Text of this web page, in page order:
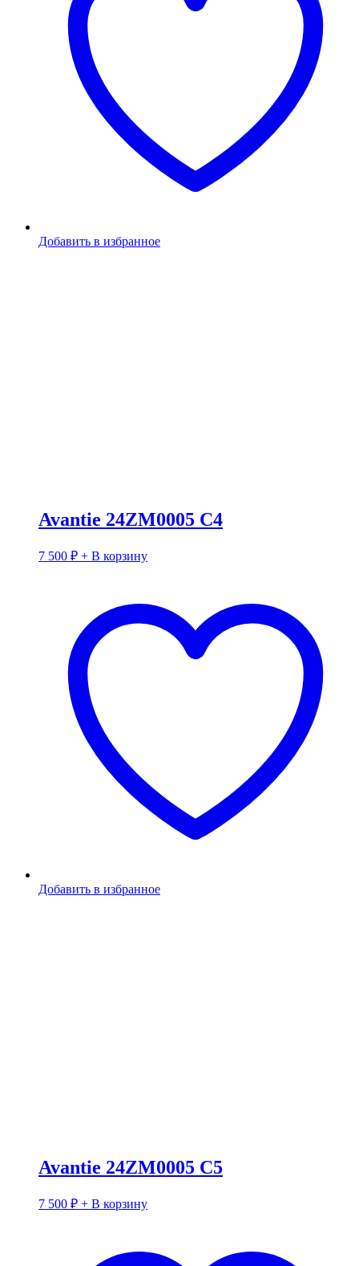
Добавить в избранное
Avantie 24ZM0005 C4
7 500 ₽ + В корзину
Добавить в избранное
Avantie 24ZM0005 C5
7 500 ₽ + В корзину